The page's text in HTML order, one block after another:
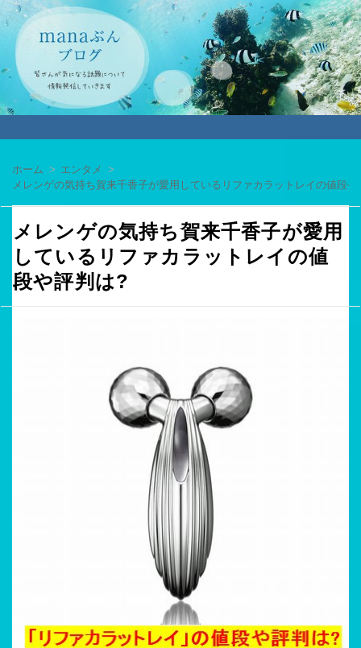
ホーム
エンタメ
メレンゲの気持ち賀来千香子が愛用しているリファカラットレイの値段や
メレンゲの気持ち賀来千香子が愛用
しているリファカラットレイの値
段や評判は?